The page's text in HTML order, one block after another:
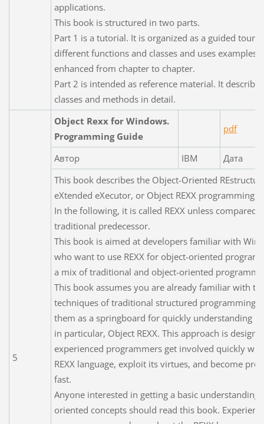
applications.
This book is structured in two parts.
Part 1 is a tutorial. It is organized as a guided tour
different functions and classes and uses examples
enhanced from chapter to chapter.
Part 2 is intended as reference material. It
classes and methods in detail.
5
Object Rexx for Windows.
Programming Guide
pdf
Автор IBM
Дата
This book describes the Object-Oriented
eXtended eXecutor, or Object REXX programming
In the following, it is called REXX unless compared
traditional predecessor.
This book is aimed at developers familiar with
who want to use REXX for object-oriented
a mix of traditional and object-oriented
This book assumes you are already familiar with
techniques of traditional structured programming,
them as a springboard for quickly understanding
in particular, Object REXX. This approach is
experienced programmers get involved quickly
REXX language, exploit its virtues, and become
fast.
Anyone interested in getting a basic understanding
oriented concepts should read this book.